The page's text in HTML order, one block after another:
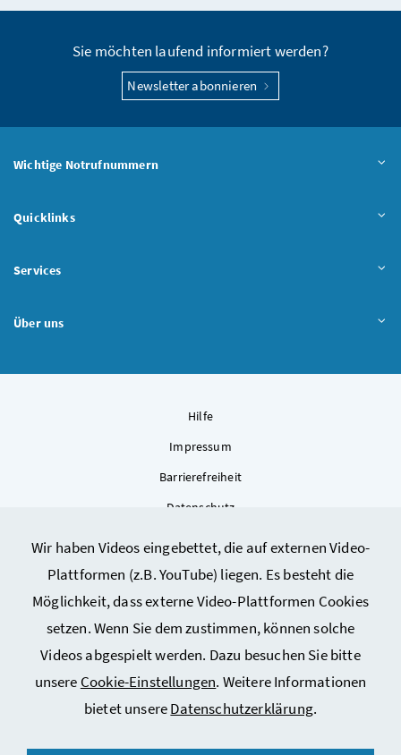
Wir haben Videos eingebettet, die auf externen Video-
Plattformen (z.B. YouTube) liegen. Es besteht die
Möglichkeit, dass externe Video-Plattformen Cookies
setzen. Wenn Sie dem zustimmen, können solche
Videos abgespielt werden. Dazu besuchen Sie bitte
unsere Cookie-Einstellungen. Weitere Informationen
bietet unsereDatenschutzerklärung.
Sie möchten laufend informiert werden?
Newsletter abonnieren
Wichtige Notrufnummern
Quicklinks
Services
Über uns
Hilfe
Impressum
Barrierefreiheit
Datenschutz
Sitemap
Cookie-Einstellungen